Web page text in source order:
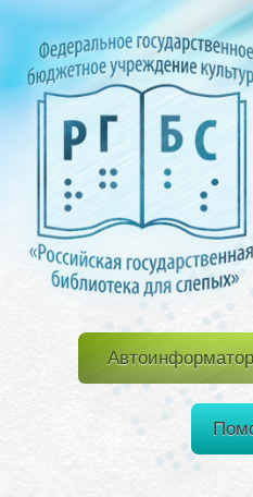
Автоинформатор